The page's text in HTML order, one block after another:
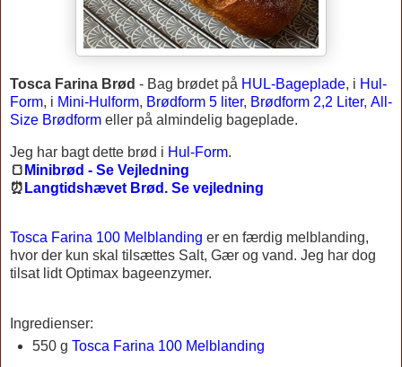
Tosca Farina Brød - Bag brødet på HUL-Bageplade, i Hul-
Form, i Mini-Hulform, Brødform 5 liter, Brødform 2,2 Liter, All-
Size Brødform eller på almindelig bageplade.
Jeg har bagt dette brød i Hul-Form.
🍞 Minibrød - Se Vejledning
⏰ Langtidshævet Brød. Se vejledning
Tosca Farina 100 Melblanding er en færdig melblanding,
hvor der kun skal tilsættes Salt, Gær og vand. Jeg har dog
tilsat lidt Optimax bageenzymer.
Ingredienser:
550 g Tosca Farina 100 Melblanding